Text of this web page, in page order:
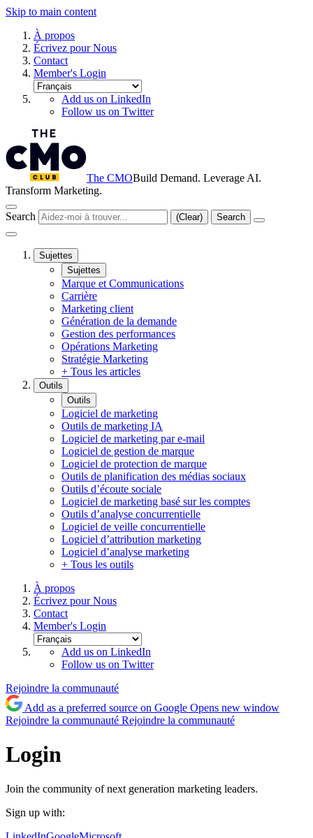
Skip to main content
À propos
Écrivez pour Nous
Contact
Member's Login
Add us on LinkedIn
Follow us on Twitter
The CMOBuild Demand. Leverage AI.
Transform Marketing.
Search (Clear) Search
Sujettes
Sujettes
Marque et Communications
Carrière
Marketing client
Génération de la demande
Gestion des performances
Opérations Marketing
Stratégie Marketing
+ Tous les articles
Outils
Outils
Logiciel de marketing
Outils de marketing IA
Logiciel de marketing par e-mail
Logiciel de gestion de marque
Logiciel de protection de marque
Outils de planification des médias sociaux
Outils d’écoute sociale
Logiciel de marketing basé sur les comptes
Outils d’analyse concurrentielle
Logiciel de veille concurrentielle
Logiciel d’attribution marketing
Logiciel d’analyse marketing
+ Tous les outils
À propos
Écrivez pour Nous
Contact
Member's Login
Add us on LinkedIn
Follow us on Twitter
Rejoindre la communauté
Add as a preferred source on Google Opens new window
Rejoindre la communauté Rejoindre la communauté
Login
Join the community of next generation marketing leaders.
Sign up with: